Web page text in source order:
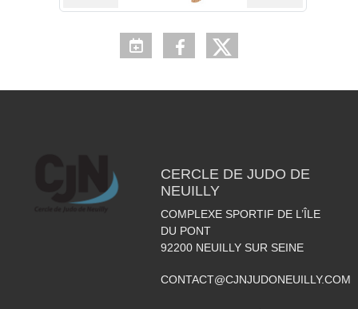
CERCLE DE JUDO DE
NEUILLY
COMPLEXE SPORTIF DE L’ÎLE
DU PONT
92200 NEUILLY SUR SEINE
CONTACT@CJNJUDONEUILLY.COM